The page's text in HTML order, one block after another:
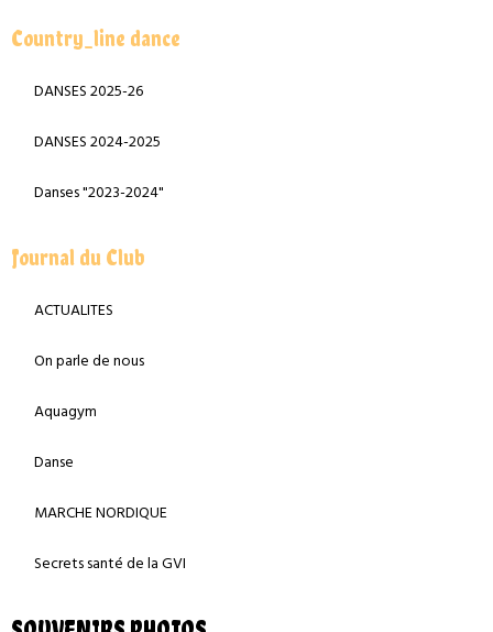
Country_line dance
DANSES 2025-26
DANSES 2024-2025
Danses "2023-2024"
Journal du Club
ACTUALITES
On parle de nous
Aquagym
Danse
MARCHE NORDIQUE
Secrets santé de la GVI